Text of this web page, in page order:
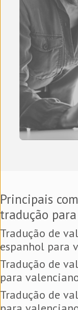
Principais
tradução
Tradução de
espanhol para
Tradução de
para
Tradução de